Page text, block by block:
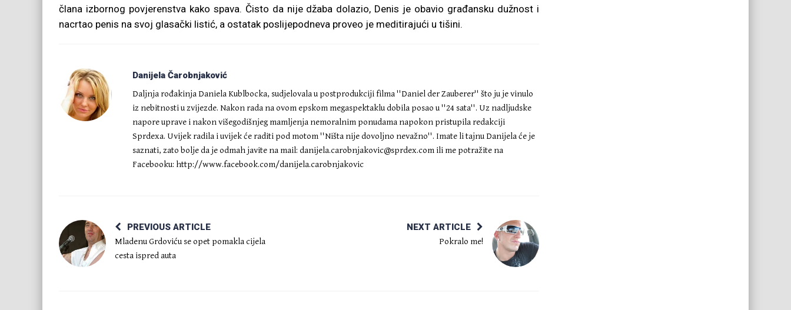
člana izbornog povjerenstva kako spava. Čisto da nije džaba dolazio, Denis je obavio građansku dužnost i
nacrtao penis na svoj glasački listić, a ostatak poslijepodneva proveo je meditirajući u tišini.
Danijela Čarobnjaković
Daljnja rođakinja Daniela Kublbocka, sudjelovala u postprodukciji filma ''Daniel der Zauberer'' što ju je vinulo
iz nebitnosti u zvijezde. Nakon rada na ovom epskom megaspektaklu dobila posao u ''24 sata''. Uz nadljudske
napore uprave i nakon višegodišnjeg mamljenja nemoralnim ponudama napokon pristupila redakciji
Sprdexa. Uvijek radila i uvijek će raditi pod motom ''Ništa nije dovoljno nevažno''. Imate li tajnu Danijela će je
saznati, zato bolje da je odmah javite na mail: danijela.carobnjakovic@sprdex.com ili me potražite na
Facebooku: http://www.facebook.com/danijela.carobnjakovic
PREVIOUS ARTICLE
Mladenu Grdoviću se opet pomakla cijela
cesta ispred auta
NEXT ARTICLE
Pokralo me!